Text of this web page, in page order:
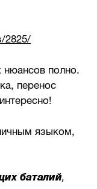
2825/
нюансов полно.
перенос
языком,
баталий,